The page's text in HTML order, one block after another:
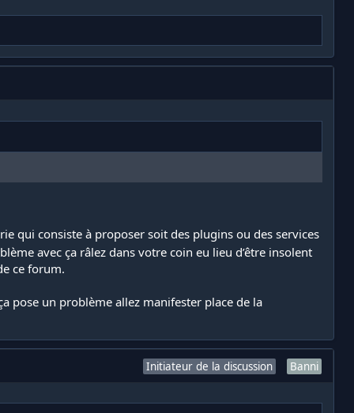
qui consiste à proposer soit des plugins ou des services
avec ça râlez dans votre coin eu lieu d’être insolent
ce forum.
pose un problème allez manifester place de la
Initiateur de la discussion Banni